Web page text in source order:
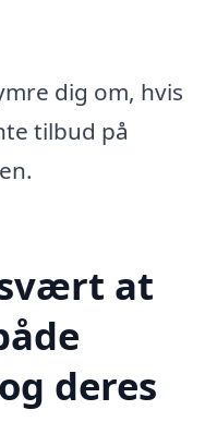
dig om, hvis
tilbud på
at
deres